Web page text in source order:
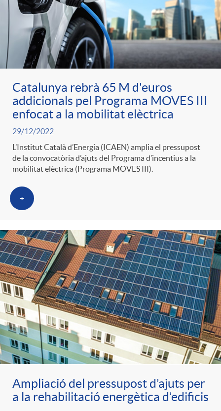
Catalunya rebrà 65 M d'euros
addicionals pel Programa MOVES III
enfocat a la mobilitat elèctrica
29/12/2022
L’Institut Català d’Energia (ICAEN) amplia el pressupost
de la convocatòria d’ajuts del Programa d’incentius a la
mobilitat elèctrica (Programa MOVES III).
+
Ampliació del pressupost d’ajuts per
a la rehabilitació energètica d’edificis